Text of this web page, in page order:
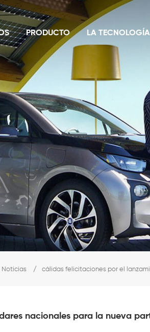
PRODUCTO LA TECNOLOGÍA
Noticias / cálidas felicitaciones por el
nacionales para la nueva